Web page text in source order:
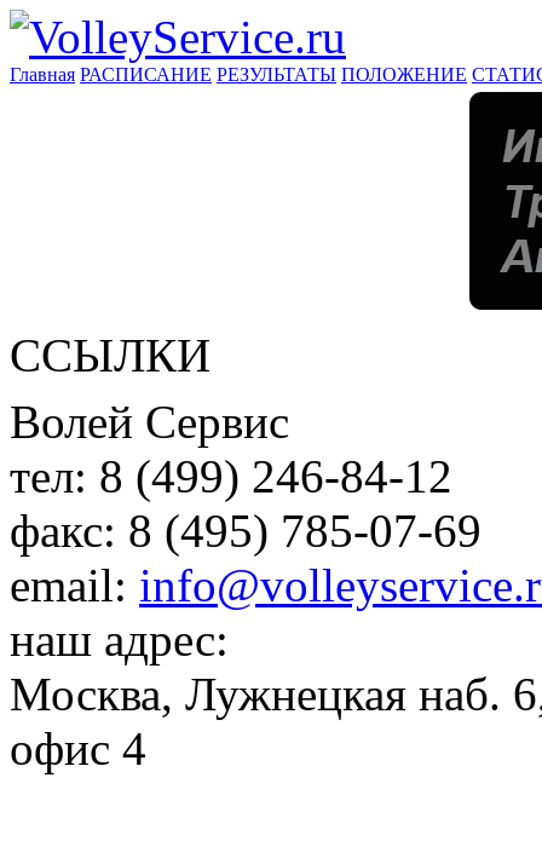
Главная РАСПИСАНИЕ РЕЗУЛЬТАТЫ ПОЛОЖЕНИЕ
ССЫЛКИ
Волей Сервис
тел: 8 (499) 246-84-12
факс: 8 (495) 785-07-69
email:
наш адрес:
Москва, Лужнецкая наб.
офис 4